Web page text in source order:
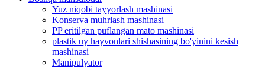
Yuz niqobi tayyorlash mashinasi
Konserva muhrlash mashinasi
PP eritilgan puflangan mato mashinasi
plastik uy hayvonlari shishasining bo'yinini kesish
mashinasi
Manipulyator